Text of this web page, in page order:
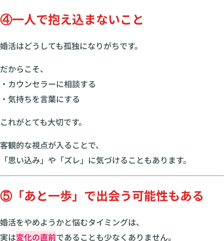
④一人で抱え込まないこと
婚活はどうしても孤独になりがちです。
だからこそ、
・カウンセラーに相談する
・気持ちを言葉にする
これがとても大切です。
客観的な視点が入ることで、
「思い込み」や「ズレ」に気づけることもあります。
⑤「あと一歩」で出会う可能性もある
婚活をやめようかと悩むタイミングは、
実は変化の直前であることも少なくありません。